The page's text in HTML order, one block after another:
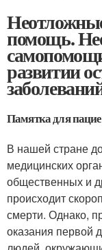
помощь.
развитии
Памятка для
В нашей стране
медицинских
общественных и
происходит
смерти. Однако,
оказания первой